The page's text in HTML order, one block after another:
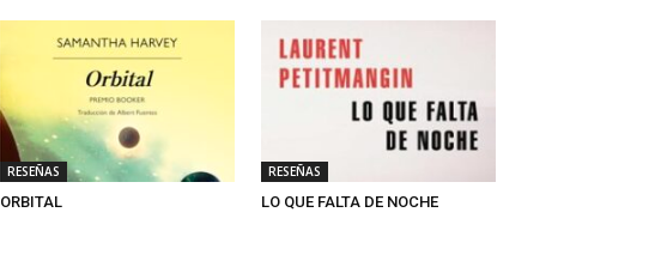
RESEÑAS
ORBITAL
RESEÑAS
LO QUE FALTA DE NOCHE